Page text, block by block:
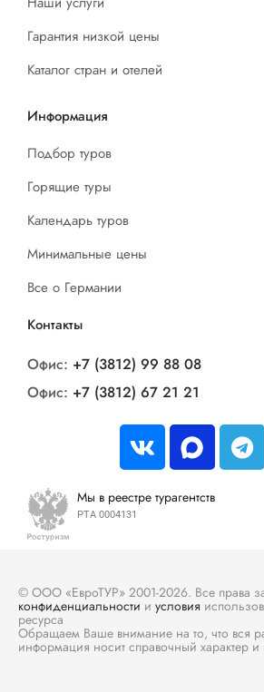
Гарантия низкой цены
Каталог стран и отелей
Информация
Подбор туров
Горящие туры
Календарь туров
Минимальные цены
Все о Германии
Контакты
Офис: +7 (3812) 99 88 08
Офис: +7 (3812) 67 21 21
Мы в реестре турагентств
РТА 0004131
© ООО «ЕвроТУР» 2001-2026. Все права
конфиденциальности и условия
ресурса
Обращаем Ваше внимание на то, что вся
информация носит справочный характер и